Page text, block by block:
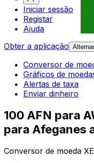
Iniciar sessão
Registar
Ajuda
Obter a aplicação
Conversor de
Gráficos de
Alertas de taxa
Enviar dinheiro
100 AFN para
para Afeganes
Conversor de moeda XE